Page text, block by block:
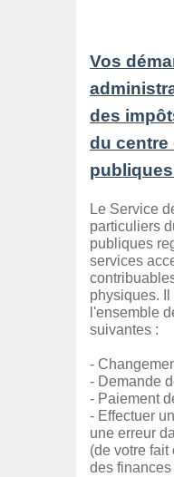
Vos
des
du centre
Le Service
particuliers
publiques
services
physiques.
l'ensemble
suivantes :
-
- Demande
- Paiement
- Effectuer
une erreur
(de votre
des